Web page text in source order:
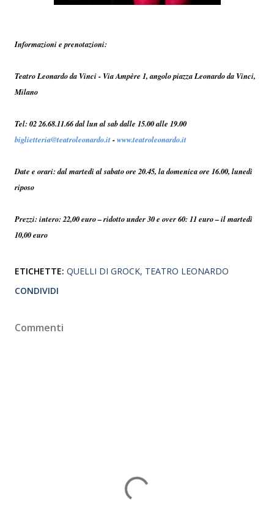
Informazioni e prenotazioni:
Teatro Leonardo da Vinci - Via Ampère 1, angolo piazza Leonardo da Vinci,
Milano
Tel: 02 26.68.11.66 dal lun al sab dalle 15.00 alle 19.00
biglietteria@teatroleonardo.it-www.teatroleonardo.it
Date e orari: dal martedì al sabato ore 20.45, la domenica ore 16.00, lunedì
riposo
Prezzi: intero: 22,00 euro – ridotto under 30 e over 60: 11 euro – il martedì
10,00 euro
ETICHETTE: QUELLI DI GROCK TEATRO LEONARDO
CONDIVIDI
Commenti